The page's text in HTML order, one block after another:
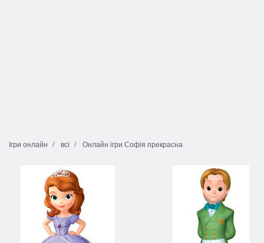
Ігри онлайн всі Онлайн ігри Софія прекрасна